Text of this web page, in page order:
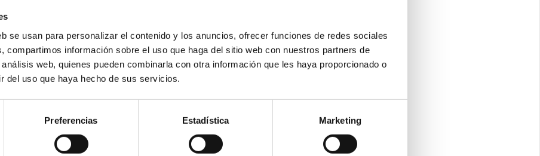
se usan para personalizar el contenido y los anuncios, ofrecer funciones de redes sociales
compartimos información sobre el uso que haga del sitio web con nuestros partners de
web, quienes pueden combinarla con otra información que les haya proporcionado o
del uso que haya hecho de sus servicios.
Preferencias Estadística Marketing
PUR y doble efecto